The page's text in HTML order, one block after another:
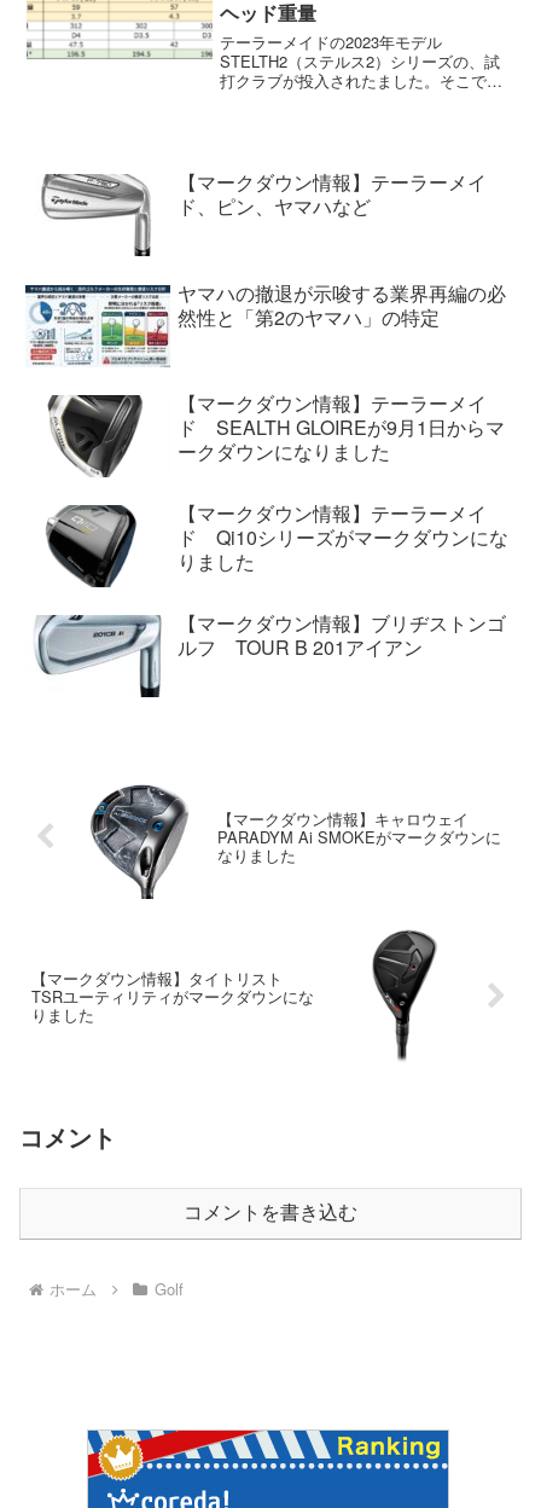
ヘッド重量
テーラーメイドの2023年モデル
STELTH2（ステルス2）シリーズの、試
打クラブが投入されたました。そこで、
【マークダウン情報】テーラーメイ
ド、ピン、ヤマハなど
ヤマハの撤退が示唆する業界再編の必
然性と「第2のヤマハ」の特定
【マークダウン情報】テーラーメイ
ド SEALTH GLOIREが9月1日からマ
ークダウンになりました
【マークダウン情報】テーラーメイ
ド Qi10シリーズがマークダウンにな
りました
【マークダウン情報】ブリヂストンゴ
ルフ TOUR B 201アイアン
【マークダウン情報】キャロウェイ
PARADYM Ai SMOKEがマークダウンに
なりました
【マークダウン情報】タイトリスト
TSRユーティリティがマークダウンにな
りました
コメント
コメントを書き込む
ホーム Golf